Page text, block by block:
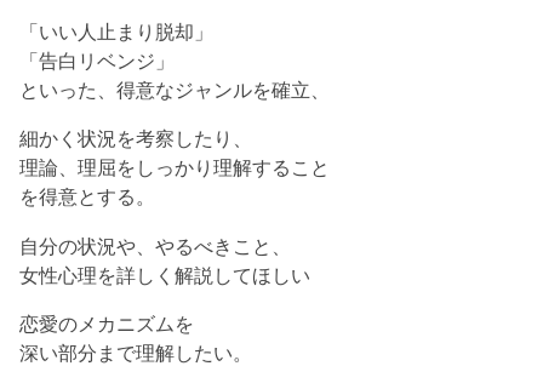
「いい人止まり脱却」
「告白リベンジ」
といった、得意なジャンルを確立、
細かく状況を考察したり、
理論、理屈をしっかり理解すること
を得意とする。
自分の状況や、やるべきこと、
女性心理を詳しく解説してほしい
恋愛のメカニズムを
深い部分まで理解したい。